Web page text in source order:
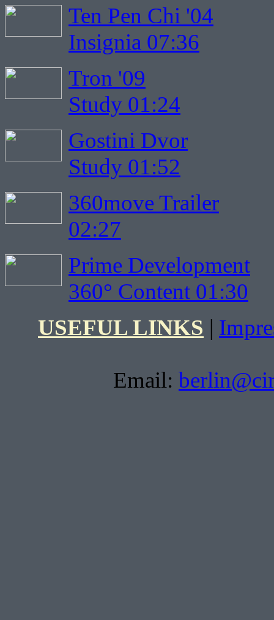
Ten Pen Chi '04
Insignia 07:36
Tron '09
Study 01:24
Gostini Dvor
Study 01:52
360move Trailer
02:27
Prime Development
360° Content 01:30
USEFUL LINKS |
Email: